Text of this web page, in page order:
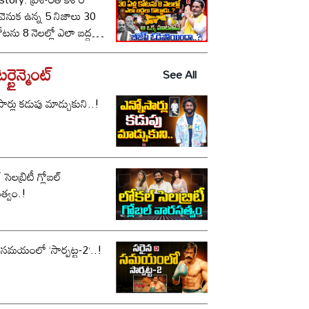
ఉన్న 5 నిజాలు 30
8 నెలల్లో ఎలా బద్దలు
ఆ ఒక్క మాటతోనే
See All
కడుపు మాడ్చుకుని..!
గ్లోబల్
‘సార్పట్ట-2’..!